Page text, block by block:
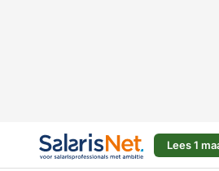
Lees 1